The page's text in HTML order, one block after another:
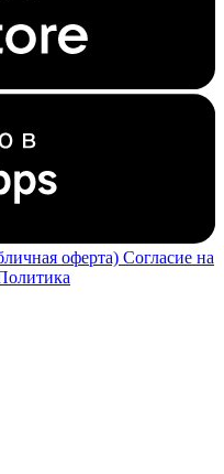
оферта) Согласие на